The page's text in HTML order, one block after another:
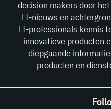
decision makers door
IT-nieuws en
IT-professionals kennis
innovatieve producten
diepgaande
producten en